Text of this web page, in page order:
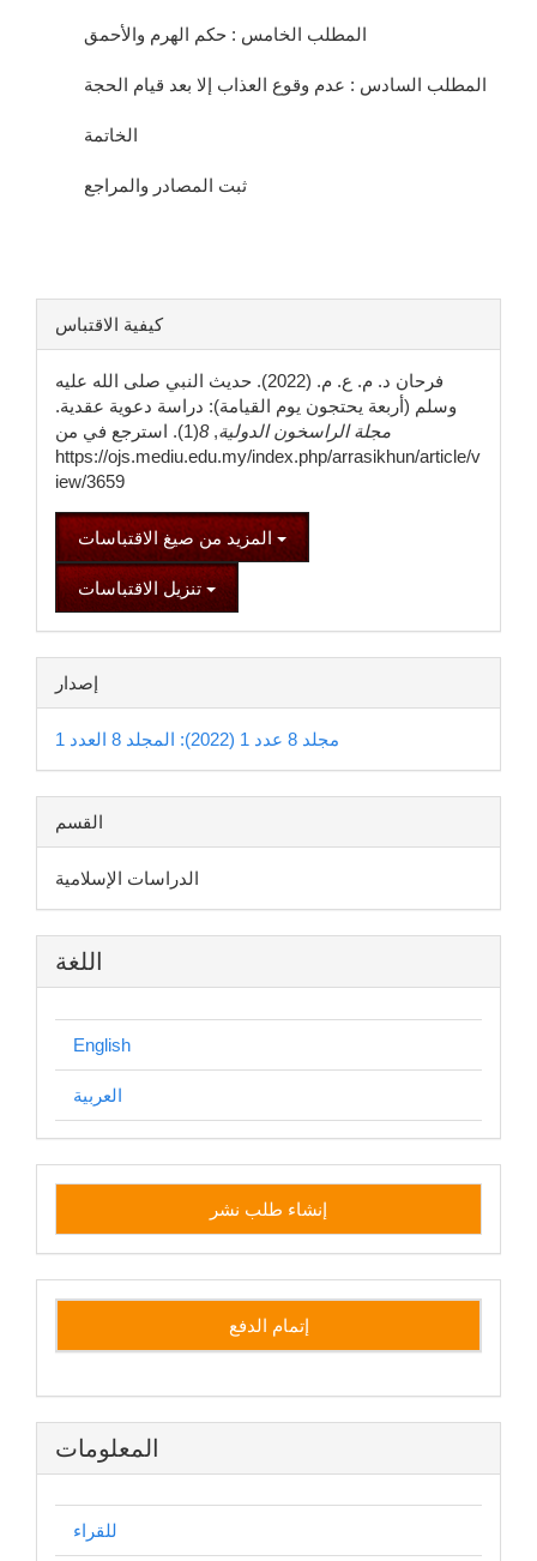
المطلب الخامس : حكم الهرم والأحمق
المطلب السادس : عدم وقوع العذاب إلا بعد قيام الحجة
الخاتمة
ثبت المصادر والمراجع
تفاصيل
المقالة
كيفية الاقتباس
فرحان د. م. ع. م. (2022). حديث النبي صلى الله عليه
وسلم (أربعة يحتجون يوم القيامة): دراسة دعوية عقدية.
مجلة الراسخون الدولية,
8
(1). استرجع في من
https://ojs.mediu.edu.my/index.php/arrasikhun/article/v
iew/3659
المزيد من صيغ الاقتباسات
تنزيل الاقتباسات
إصدار
مجلد 8 عدد 1 (2022): المجلد 8 العدد 1
القسم
الدراسات الإسلامية
اللغة
English
العربية
إنشاء
طلب
نشر
إنشاء طلب نشر
إتمام الدفع
المعلومات
للقراء